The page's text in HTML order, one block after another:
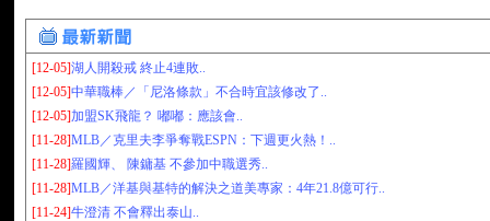
[12-05]湖人開殺戒 終止4連敗..
[12-05]中華職棒／「尼洛條款」不合時宜該修改了..
[12-05]加盟SK飛龍？ 嘟嘟：應該會..
[11-28]MLB／克里夫李爭奪戰ESPN：下週更火熱！..
[11-28]羅國輝、 陳鏞基 不參加中職選秀..
[11-28]MLB／洋基與基特的解決之道美專家：4年21.8億可行..
[11-24]牛澄清 不會釋出泰山..